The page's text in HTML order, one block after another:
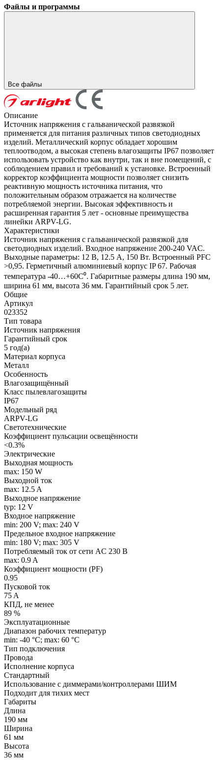
Файлы и программы
Все файлы
Описание
Источник напряжения с гальванической развязкой
применяется для питания различных типов светодиодных
изделий. Металлический корпус обладает хорошим
теплоотводом, а высокая степень влагозащиты IP67 позволяет
использовать устройство как внутри, так и вне помещений, с
соблюдением правил и требований к установке. Встроенный
корректор коэффициента мощности позволяет снизить
реактивную мощность источника питания, что
положительным образом отражается на количестве
потребляемой энергии. Высокая эффективность и
расширенная гарантия 5 лет - основные преимущества
линейки ARPV-LG.
Характеристики
Источник напряжения с гальванической развязкой для
светодиодных изделий. Входное напряжение 200-240 VAC.
Выходные параметры: 12 В, 12.5 А, 150 Вт. Встроенный PFC
>0,95. Герметичный алюминиевый корпус IP 67. Рабочая
температура -40…+60C⁰. Габаритные размеры длина 190 мм,
ширина 61 мм, высота 36 мм. Гарантийный срок 5 лет.
Общие
Артикул
023352
Тип товара
Источник напряжения
Гарантийный срок
5 год(а)
Материал корпуса
Металл
Особенность
Влагозащищённый
Класс пылевлагозащиты
IP67
Модельный ряд
ARPV-LG
Светотехнические
Коэффициент пульсации освещённости
<0.3%
Электрические
Выходная мощность
max: 150 W
Выходной ток
max: 12.5 A
Выходное напряжение
typ: 12 V
Входное напряжение
min: 200 V; max: 240 V
Предельное входное напряжение
min: 180 V; max: 305 V
Потребляемый ток от сети AC 230 В
max: 0.9 A
Коэффициент мощности (PF)
0.95
Пусковой ток
75 A
КПД, не менее
89 %
Эксплуатационные
Диапазон рабочих температур
min: -40 °C; max: 60 °C
Тип подключения
Провода
Исполнение корпуса
Стандартный
Использование с диммерами/контроллерами ШИМ
Подходит для тихих мест
Габариты
Длина
190 мм
Ширина
61 мм
Высота
36 мм